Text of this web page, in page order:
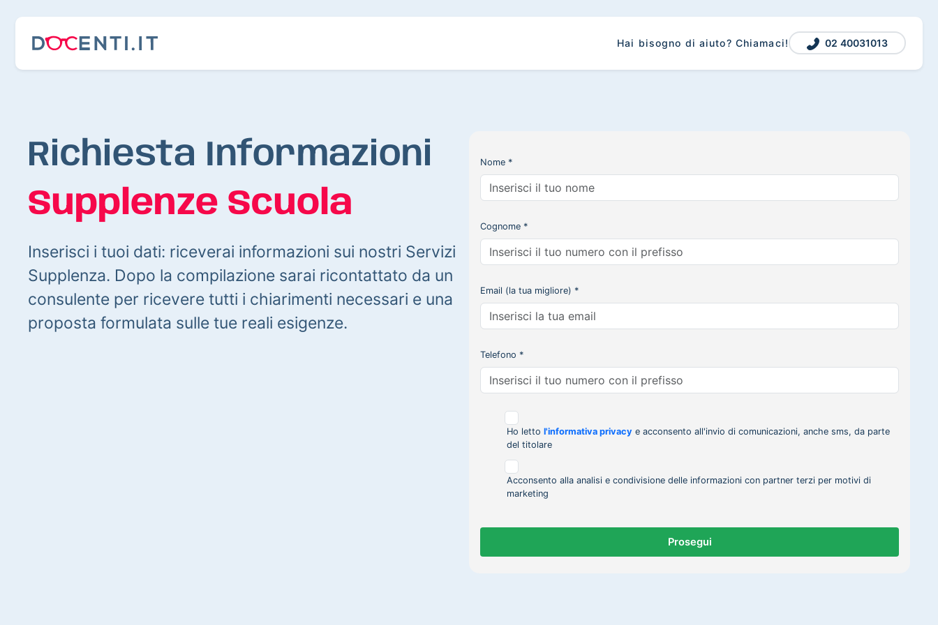
Hai bisogno di aiuto? Chiamaci! 02 40031013
Richiesta Informazioni
Supplenze Scuola
Inserisci i tuoi dati: riceverai informazioni sui nostri Servizi
Supplenza. Dopo la compilazione sarai ricontattato da un
consulente per ricevere tutti i chiarimenti necessari e una
proposta formulata sulle tue reali esigenze.
Nome *
Cognome *
Email (la tua migliore) *
Telefono *
Ho letto l'informativa privacy e acconsento all'invio di comunicazioni, anche sms, da parte
del titolare
Acconsento alla analisi e condivisione delle informazioni con partner terzi per motivi di
marketing